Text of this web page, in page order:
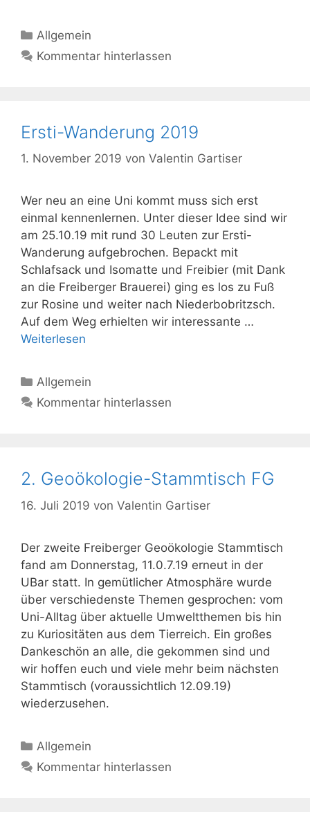
Kategorien
Allgemein
Kommentar hinterlassen
Ersti-Wanderung 2019
1. November 2019 von Valentin Gartiser
Wer neu an eine Uni kommt muss sich erst
einmal kennenlernen. Unter dieser Idee sind wir
am 25.10.19 mit rund 30 Leuten zur Ersti-
Wanderung aufgebrochen. Bepackt mit
Schlafsack und Isomatte und Freibier (mit Dank
an die Freiberger Brauerei) ging es los zu Fuß
zur Rosine und weiter nach Niederbobritzsch.
Auf dem Weg erhielten wir interessante …
Weiterlesen
Kategorien
Allgemein
Kommentar hinterlassen
2. Geoökologie-Stammtisch FG
16. Juli 2019 von Valentin Gartiser
Der zweite Freiberger Geoökologie Stammtisch
fand am Donnerstag, 11.0.7.19 erneut in der
UBar statt. In gemütlicher Atmosphäre wurde
über verschiedenste Themen gesprochen: vom
Uni-Alltag über aktuelle Umweltthemen bis hin
zu Kuriositäten aus dem Tierreich. Ein großes
Dankeschön an alle, die gekommen sind und
wir hoffen euch und viele mehr beim nächsten
Stammtisch (voraussichtlich 12.09.19)
wiederzusehen.
Kategorien
Allgemein
Kommentar hinterlassen